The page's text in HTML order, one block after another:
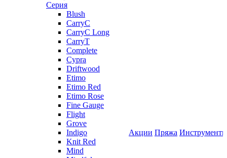
Серия
Blush
CarryC
CarryC Long
CarryT
Complete
Cypra
Driftwood
Etimo
Etimo Red
Etimo Rose
Fine Gauge
Flight
Grove
Indigo
Knit Red
Mind
Акции Пряжа Инструменты